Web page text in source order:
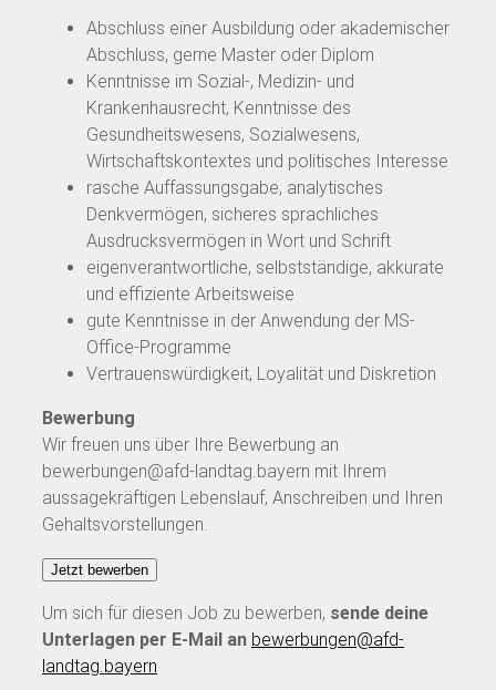
Abschluss einer Ausbildung oder akademischer
Abschluss, gerne Master oder Diplom
Kenntnisse im Sozial-, Medizin- und
Krankenhausrecht, Kenntnisse des
Gesundheitswesens, Sozialwesens,
Wirtschaftskontextes und politisches Interesse
rasche Auffassungsgabe, analytisches
Denkvermögen, sicheres sprachliches
Ausdrucksvermögen in Wort und Schrift
eigenverantwortliche, selbstständige, akkurate
und effiziente Arbeitsweise
gute Kenntnisse in der Anwendung der MS-
Office-Programme
Vertrauenswürdigkeit, Loyalität und Diskretion
Bewerbung
Wir freuen uns über Ihre Bewerbung an
bewerbungen@afd-landtag.bayern mit Ihrem
aussagekräftigen Lebenslauf, Anschreiben und Ihren
Gehaltsvorstellungen.
Um sich für diesen Job zu bewerben, sende deine
Unterlagen per E-Mail an bewerbungen@afd-
landtag.bayern